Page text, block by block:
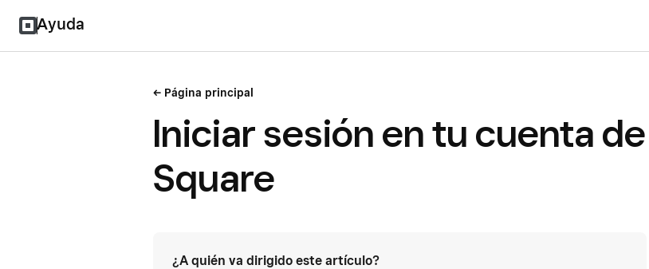
Ayuda
Página principal
Iniciar sesión en tu cuenta de
Square
¿A quién va dirigido este artículo?